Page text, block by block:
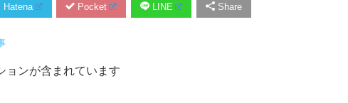
Hatena Pocket LINE Share
ンが含まれています